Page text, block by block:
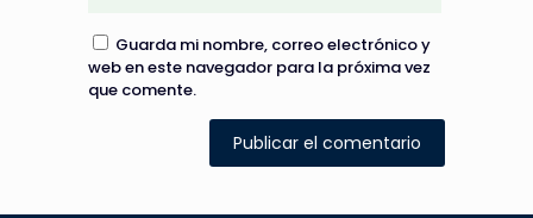
Guarda mi nombre, correo electrónico y
web en este navegador para la próxima vez
que comente.